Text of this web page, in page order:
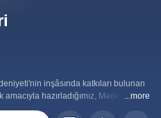
inşâsında katkıları bulunan
hazırladığımız, Medeniyet ...more